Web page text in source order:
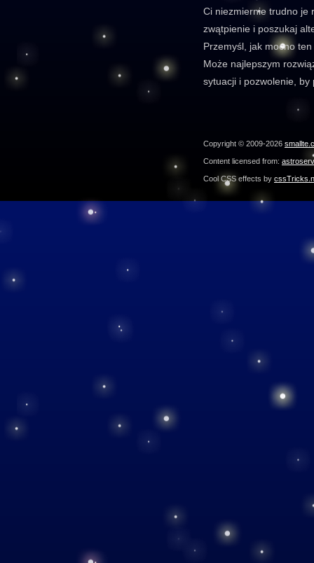
Ci niezmiernie trudno je
zwątpienie i poszukaj
Przemyśl, jak mocno
Może najlepszym
sytuacji i pozwolenie, by
Copyright © 2009-2026
Content licensed from:
Cool CSS effects by